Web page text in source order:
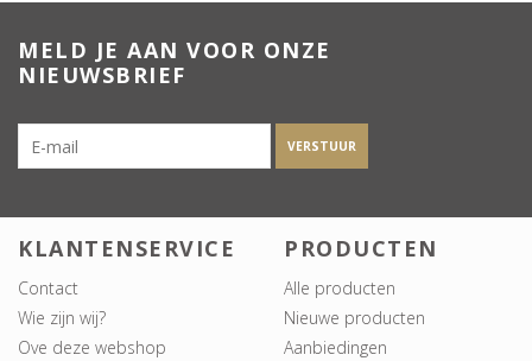
MELD JE AAN VOOR ONZE
NIEUWSBRIEF
VERSTUUR
KLANTENSERVICE
Contact
Wie zijn wij?
Ove deze webshop
PRODUCTEN
Alle producten
Nieuwe producten
Aanbiedingen